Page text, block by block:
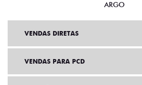
ARGO
VENDAS DIRETAS
VENDAS PARA PCD